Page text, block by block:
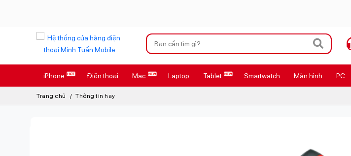
Xu hướng tìm kiếm
iPhone 17 Pro Max
AirTag 2 Mới Galaxy Z8 Series
iPhone Điện thoại Mac Laptop Tablet Smartwatch Màn hình PC
Trang chủ Thông tin hay